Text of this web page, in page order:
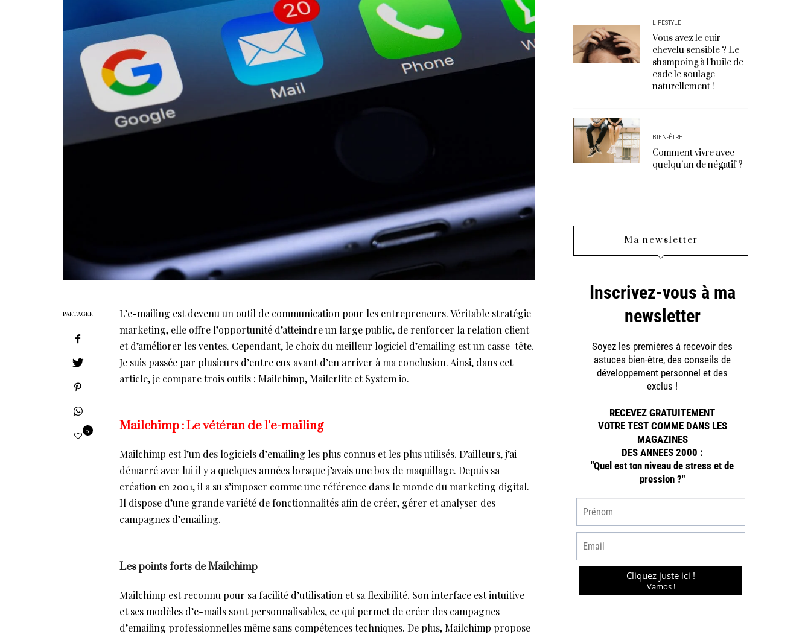
PARTAGER
0
L’e-mailing est devenu un outil de communication pour les entrepreneurs. Véritable stratégie
marketing, elle offre l’opportunité d’atteindre un large public, de renforcer la relation client
et d’améliorer les ventes. Cependant, le choix du meilleur logiciel d’emailing est un casse-tête.
Je suis passée par plusieurs d’entre eux avant d’en arriver à ma conclusion. Ainsi, dans cet
article, je compare trois outils : Mailchimp, Mailerlite et System io.
Mailchimp : Le vétéran de l’e-mailing
Mailchimp est l’un des logiciels d’emailing les plus connus et les plus utilisés. D’ailleurs, j’ai
démarré avec lui il y a quelques années lorsque j’avais une box de maquillage. Depuis sa
création en 2001, il a su s’imposer comme une référence dans le monde du marketing digital.
Il dispose d’une grande variété de fonctionnalités afin de créer, gérer et analyser des
campagnes d’emailing.
Les points forts de Mailchimp
Mailchimp est reconnu pour sa facilité d’utilisation et sa flexibilité. Son interface est intuitive
et ses modèles d’e-mails sont personnalisables, ce qui permet de créer des campagnes
d’emailing professionnelles même sans compétences techniques. De plus, Mailchimp propose
LIFESTYLE
Vous avez le cuir
chevelu sensible ? Le
shampoing à l’huile de
cade le soulage
naturellement !
BIEN-ÊTRE
Comment vivre avec
quelqu’un de négatif ?
Ma newsletter